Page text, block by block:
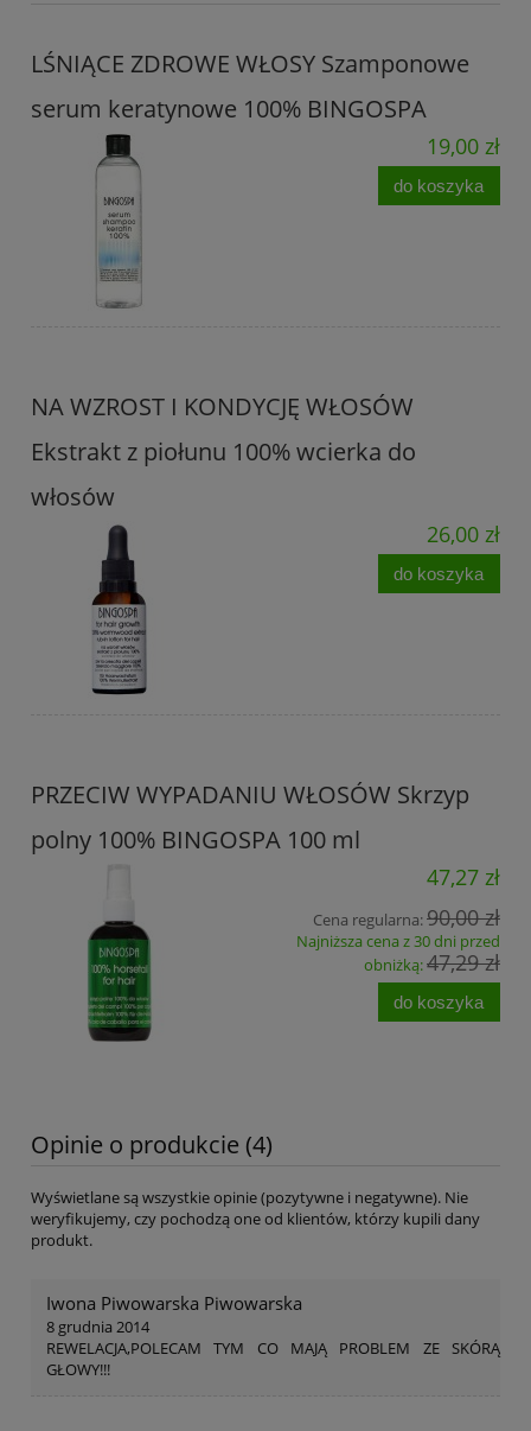
LŚNIĄCE ZDROWE WŁOSY Szamponowe
serum keratynowe 100% BINGOSPA
19,00 zł
do koszyka
NA WZROST I KONDYCJĘ WŁOSÓW
Ekstrakt z piołunu 100% wcierka do
włosów
26,00 zł
do koszyka
PRZECIW WYPADANIU WŁOSÓW Skrzyp
polny 100% BINGOSPA 100 ml
47,27 zł
Cena regularna:90,00 zł
Najniższa cena z 30 dni przed
obniżką:47,29 zł
do koszyka
Opinie o produkcie (4)
Wyświetlane są wszystkie opinie (pozytywne i negatywne). Nie
weryfikujemy, czy pochodzą one od klientów, którzy kupili dany
produkt.
Iwona Piwowarska Piwowarska
8 grudnia 2014
REWELACJA,POLECAM TYM CO MAJĄ PROBLEM ZE SKÓRĄ
GŁOWY!!!